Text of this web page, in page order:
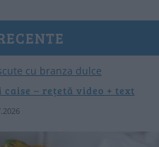
caise – rețetă video + text